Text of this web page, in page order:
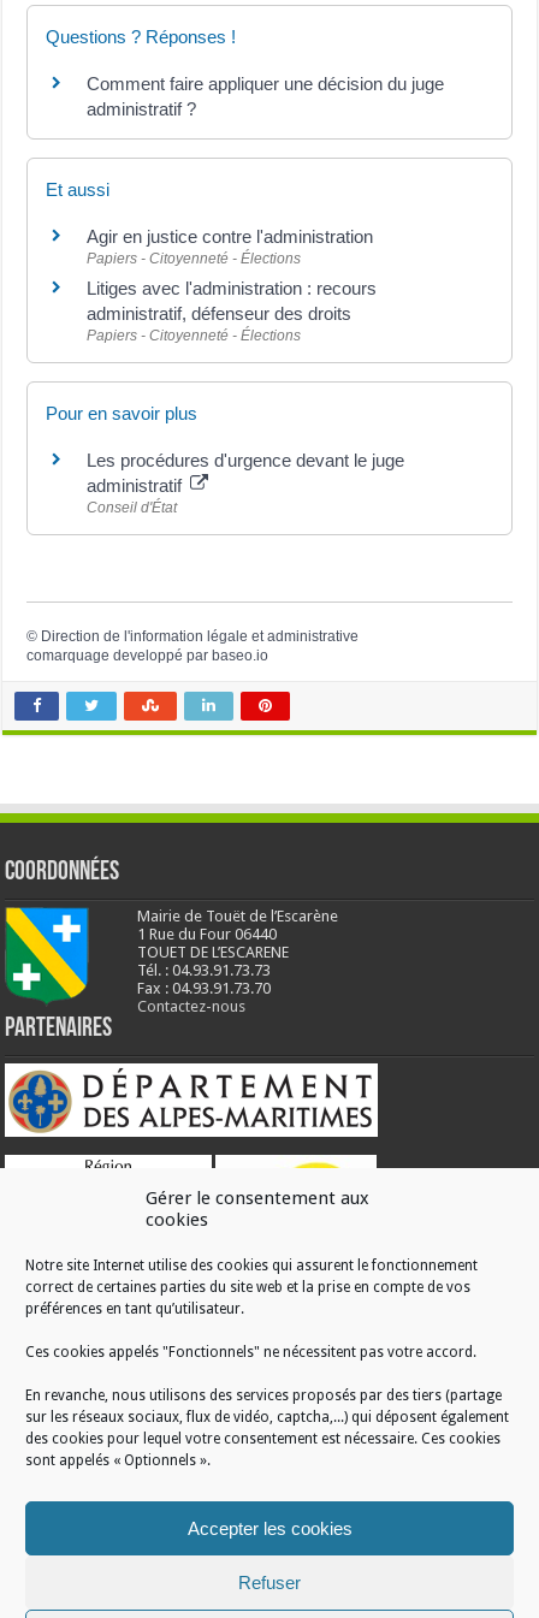
Gérer le consentement aux
cookies
Notre site Internet utilise des cookies qui assurent le fonctionnement
correct de certaines parties du site web et la prise en compte de vos
préférences en tant qu’utilisateur.
Ces cookies appelés "Fonctionnels" ne nécessitent pas votre accord.
En revanche, nous utilisons des services proposés par des tiers (partage
sur les réseaux sociaux, flux de vidéo, captcha,...) qui déposent également
des cookies pour lequel votre consentement est nécessaire. Ces cookies
sont appelés « Optionnels ».
Accepter les cookies
Refuser
Questions ? Réponses !
Comment faire appliquer une décision du juge
administratif ?
Et aussi
Agir en justice contre l'administration
Papiers - Citoyenneté - Élections
Litiges avec l'administration : recours
administratif, défenseur des droits
Papiers - Citoyenneté - Élections
Pour en savoir plus
Les procédures d'urgence devant le juge
administratif
Conseil d'État
© Direction de l'information légale et administrative
comarquage developpé par baseo.io
Coordonnées
Mairie de Touët de l’Escarène
1 Rue du Four 06440
TOUET DE L’ESCARENE
Tél. : 04.93.91.73.73
Fax : 04.93.91.73.70
Contactez-nous
Partenaires
RÉALISATION